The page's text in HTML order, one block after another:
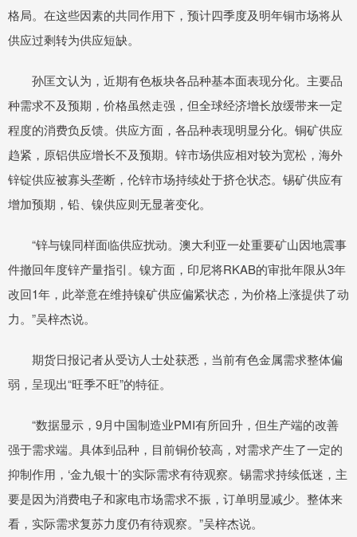
格局。在这些因素的共同作用下，预计四季度及明年铜市场将从
供应过剩转为供应短缺。
孙匡文认为，近期有色板块各品种基本面表现分化。主要品
种需求不及预期，价格虽然走强，但全球经济增长放缓带来一定
程度的消费负反馈。供应方面，各品种表现明显分化。铜矿供应
趋紧，原铝供应增长不及预期。锌市场供应相对较为宽松，海外
锌锭供应被寡头垄断，伦锌市场持续处于挤仓状态。锡矿供应有
增加预期，铅、镍供应则无显著变化。
“锌与镍同样面临供应扰动。澳大利亚一处重要矿山因地震事
件撤回年度锌产量指引。镍方面，印尼将RKAB的审批年限从3年
改回1年，此举意在维持镍矿供应偏紧状态，为价格上涨提供了动
力。”吴梓杰说。
期货日报记者从受访人士处获悉，当前有色金属需求整体偏
弱，呈现出“旺季不旺”的特征。
“数据显示，9月中国制造业PMI有所回升，但生产端的改善
强于需求端。具体到品种，目前铜价较高，对需求产生了一定的
抑制作用，‘金九银十’的实际需求有待观察。锡需求持续低迷，主
要是因为消费电子和家电市场需求不振，订单明显减少。整体来
看，实际需求复苏力度仍有待观察。”吴梓杰说。